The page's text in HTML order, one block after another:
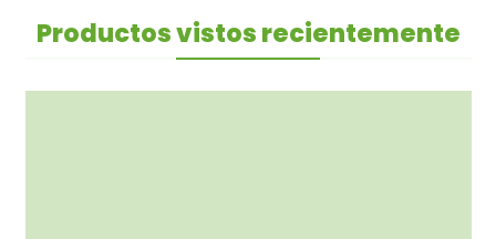
Productos vistos recientemente